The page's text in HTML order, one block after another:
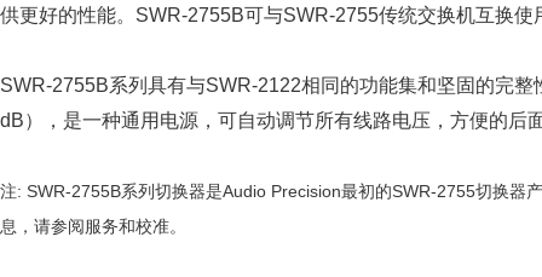
供更好的性能。SWR-2755B可与SWR-2755传统交换机互换
SWR-2755B系列具有与SWR-2122相同的功能集和坚固的完
dB），是一种通用电源，可自动调节所有线路电压，方便的后
注: SWR-2755B系列切换器是Audio Precision最初的SWR-2755切换器
息，请参阅服务和校准。